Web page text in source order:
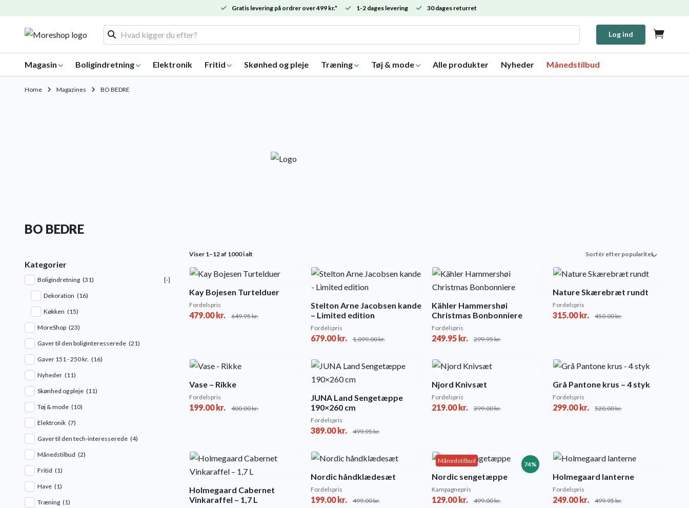
Gratis levering på ordrer over 499 kr.* 1-2 dages levering 30 dages returret
Log ind 
Magasin Boligindretning Elektronik Fritid Skønhed og pleje Træning Tøj & mode Alle produkter Nyheder Månedstilbud
Home Magazines BO BEDRE
BO BEDRE
Kategorier
Boligindretning (31) [-]
Dekoration (16)
Køkken (15)
MoreShop (23)
Gaver til den boliginteresserede (21)
Gaver 151 - 250 kr. (16)
Nyheder (11)
Skønhed og pleje (11)
Tøj & mode (10)
Elektronik (7)
Gaver til den tech-interesserede (4)
Månedstilbud (2)
Fritid (1)
Have (1)
Træning (1)
Viser 1–12 af 1000 i alt
popularity
Kay Bojesen Turtelduer
Fordelspris
479.00kr. 649.95kr.
Stelton Arne Jacobsen kande
– Limited edition
Fordelspris
679.00kr. 1,099.00kr.
Kähler Hammershøi
Christmas Bonbonniere
Fordelspris
249.95kr. 299.95kr.
Nature Skærebræt rundt
Fordelspris
315.00kr. 450.00kr.
Vase – Rikke
Fordelspris
199.00kr. 400.00kr.
JUNA Land Sengetæppe
190×260 cm
Fordelspris
389.00kr. 499.95kr.
Njord Knivsæt
Fordelspris
219.00kr. 399.00kr.
Grå Pantone krus – 4 styk
Fordelspris
299.00kr. 520.00kr.
Holmegaard Cabernet
Vinkaraffel – 1,7 L
Nordic håndklædesæt
Fordelspris
199.00kr. 499.00kr.
74%
Månedstilbud
Nordic sengetæppe
Kampagnepris
129.00kr. 499.00kr.
Holmegaard lanterne
Fordelspris
249.00kr. 499.95kr.